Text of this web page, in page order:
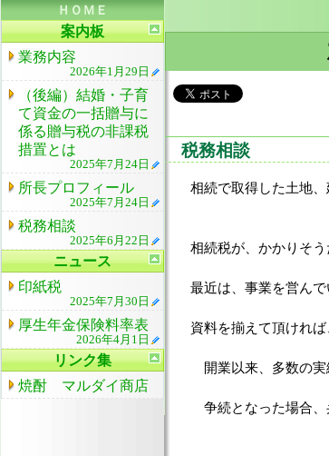
ＨＯＭＥ
案内板
業務内容
2026年1月29日
（後編）結婚・子育
て資金の一括贈与に
係る贈与税の非課税
措置とは
2025年7月24日
所長プロフィール
2025年7月24日
税務相談
2025年6月22日
ニュース
印紙税
2025年7月30日
厚生年金保険料率表
2026年4月1日
リンク集
焼酎 マルダイ商店
税務相談
相続で取得した土地
相続税が、かかりそう
最近は、事業を営ん
資料を揃えて頂けれ
開業以来、多数の実
争続となった場合、